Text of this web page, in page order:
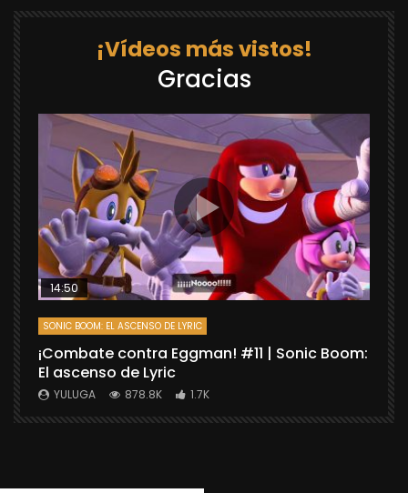
¡Vídeos más vistos!
Gracias
14:50
SONIC BOOM: EL ASCENSO DE LYRIC
¡Combate contra Eggman! #11 | Sonic Boom:
El ascenso de Lyric
YULUGA 878.8K 1.7K